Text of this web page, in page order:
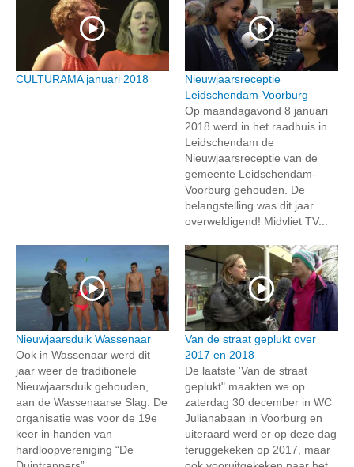
CULTURAMA januari 2018
Nieuwjaarsreceptie
Leidschendam-Voorburg
Op maandagavond 8 januari
2018 werd in het raadhuis in
Leidschendam de
Nieuwjaarsreceptie van de
gemeente Leidschendam-
Voorburg gehouden. De
belangstelling was dit jaar
overweldigend! Midvliet TV...
Nieuwjaarsduik Wassenaar
Ook in Wassenaar werd dit
jaar weer de traditionele
Nieuwjaarsduik gehouden,
aan de Wassenaarse Slag. De
organisatie was voor de 19e
keer in handen van
hardloopvereniging “De
Van de straat geplukt over
2017 en 2018
De laatste 'Van de straat
geplukt" maakten we op
zaterdag 30 december in WC
Julianabaan in Voorburg en
uiteraard werd er op deze dag
teruggekeken op 2017, maar